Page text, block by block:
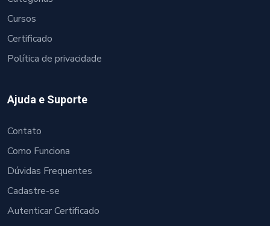
Cursos
Certificado
Política de privacidade
Ajuda e Suporte
Contato
Como Funciona
Dúvidas Frequentes
Cadastre-se
Autenticar Certificado